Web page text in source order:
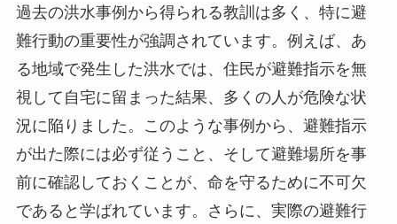
過去の洪水事例から得られる教訓は多く、特に避
難行動の重要性が強調されています。例えば、あ
る地域で発生した洪水では、住民が避難指示を無
視して自宅に留まった結果、多くの人が危険な状
況に陥りました。このような事例から、避難指示
が出た際には必ず従うこと、そして避難場所を事
前に確認しておくことが、命を守るために不可欠
であると学ばれています。さらに、実際の避難行